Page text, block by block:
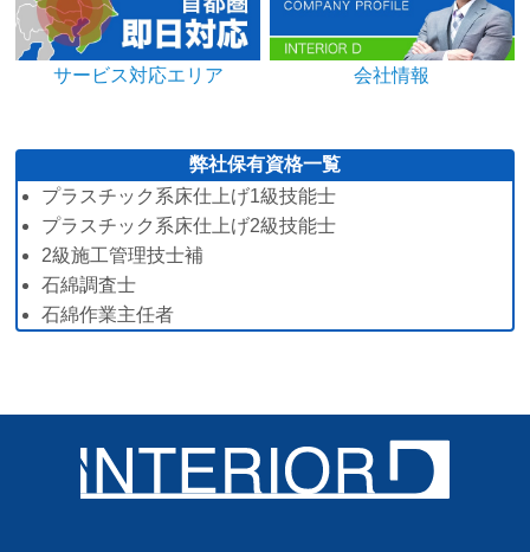
サービス対応エリア 会社情報
弊社保有資格一覧
プラスチック系床仕上げ1級技能士
プラスチック系床仕上げ2級技能士
2級施工管理技士補
石綿調査士
石綿作業主任者